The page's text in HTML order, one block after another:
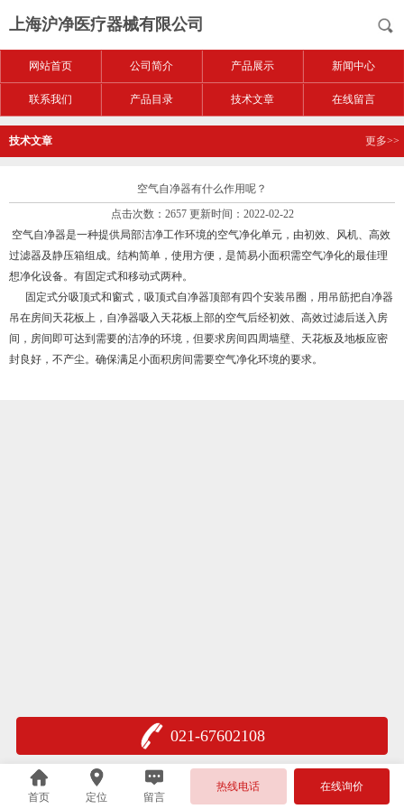
上海沪净医疗器械有限公司
网站首页 公司简介 产品展示 新闻中心
联系我们 产品目录 技术文章 在线留言
技术文章 更多>>
空气自净器有什么作用呢？
点击次数：2657 更新时间：2022-02-22
空气自净器是一种提供局部洁净工作环境的空气净化单元，由初效、风机、高效
过滤器及静压箱组成。结构简单，使用方便，是简易小面积需空气净化的最佳理
想净化设备。有固定式和移动式两种。
固定式分吸顶式和窗式，吸顶式自净器顶部有四个安装吊圈，用吊筋把自净器
吊在房间天花板上，自净器吸入天花板上部的空气后经初效、高效过滤后送入房
间，房间即可达到需要的洁净的环境，但要求房间四周墙壁、天花板及地板应密
封良好，不产尘。确保满足小面积房间需要空气净化环境的要求。
021-67602108
首页 定位 留言
热线电话 在线询价